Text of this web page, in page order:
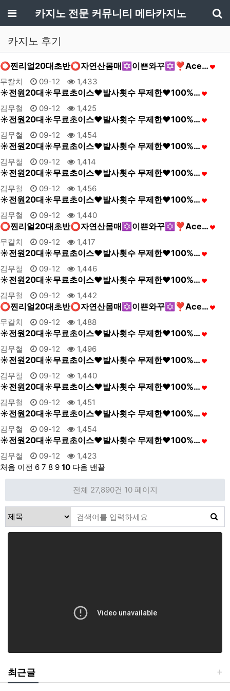
메뉴카지노 전문 커뮤니티 메타카지노
카지노 후기
⭕️찐리얼20대초반⭕️자연산몸매✡️이쁜와꾸✡️❣️Ace…
무칼치 09-12 1,433
☀️전원20대☀️무료초이스❤️발사횟수 무제한❤️100%…
김무철 09-12 1,425
☀️전원20대☀️무료초이스❤️발사횟수 무제한❤️100%…
김무철 09-12 1,454
☀️전원20대☀️무료초이스❤️발사횟수 무제한❤️100%…
김무철 09-12 1,414
☀️전원20대☀️무료초이스❤️발사횟수 무제한❤️100%…
김무철 09-12 1,456
☀️전원20대☀️무료초이스❤️발사횟수 무제한❤️100%…
김무철 09-12 1,440
⭕️찐리얼20대초반⭕️자연산몸매✡️이쁜와꾸✡️❣️Ace…
무칼치 09-12 1,417
☀️전원20대☀️무료초이스❤️발사횟수 무제한❤️100%…
김무철 09-12 1,446
☀️전원20대☀️무료초이스❤️발사횟수 무제한❤️100%…
김무철 09-12 1,442
⭕️찐리얼20대초반⭕️자연산몸매✡️이쁜와꾸✡️❣️Ace…
무칼치 09-12 1,488
☀️전원20대☀️무료초이스❤️발사횟수 무제한❤️100%…
김무철 09-12 1,496
☀️전원20대☀️무료초이스❤️발사횟수 무제한❤️100%…
김무철 09-12 1,440
☀️전원20대☀️무료초이스❤️발사횟수 무제한❤️100%…
김무철 09-12 1,451
☀️전원20대☀️무료초이스❤️발사횟수 무제한❤️100%…
김무철 09-12 1,454
☀️전원20대☀️무료초이스❤️발사횟수 무제한❤️100%…
김무철 09-12
1,423
처음 이전 6 7 8 9 10 다음 맨끝
전체 27,890건 10 페이지
최근글